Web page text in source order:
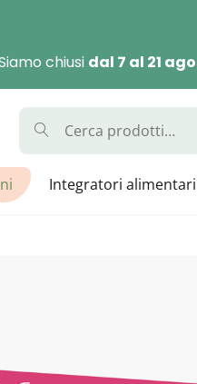
chiusi dal 7 al 21
Manas
con disponibili tutti i
Integratori alimentari